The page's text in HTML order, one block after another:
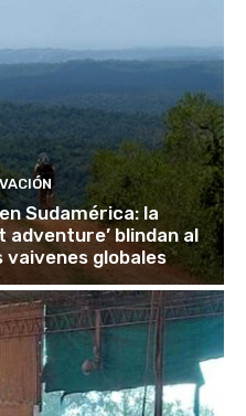
Sudamérica: la
adventure’ blindan al
globales